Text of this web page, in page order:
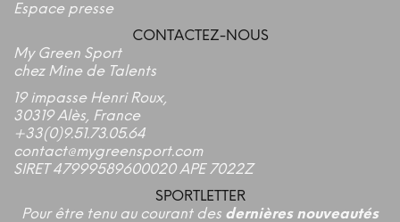
Espace presse
CONTACTEZ-NOUS
My Green Sport
chez Mine de Talents
19 impasse Henri Roux,
30319 Alès, France
+33(0)9.51.73.05.64
contact@mygreensport.com
SIRET 47999589600020 APE 7022Z
SPORTLETTER
Pour être tenu au courant des dernières nouveautés